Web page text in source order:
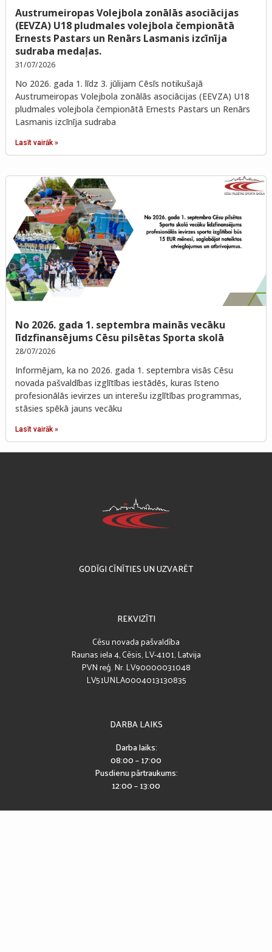
Austrumeiropas Volejbola zonālās asociācijas
(EEVZA) U18 pludmales volejbola čempionātā
Ernests Pastars un Renārs Lasmanis izcīnīja
sudraba medaļas.
31/07/2026
No 2026. gada 1. līdz 3. jūlijam Cēsīs notikušajā
Austrumeiropas Volejbola zonālās asociācijas (EEVZA) U18
pludmales volejbola čempionātā Ernests Pastars un Renārs
Lasmanis izcīnīja sudraba
Lasīt vairāk »
No 2026. gada 1. septembra mainās vecāku
līdzfinansējums Cēsu pilsētas Sporta skolā
28/07/2026
Informējam, ka no 2026. gada 1. septembra visās Cēsu
novada pašvaldības izglītības iestādēs, kuras īsteno
profesionālās ievirzes un interešu izglītības programmas,
stāsies spēkā jauns vecāku
Lasīt vairāk »
GODĪGI CĪNĪTIES UN UZVARĒT
REKVIZĪTI
Cēsu novada pašvaldība
Raunas iela 4, Cēsis, LV-4101, Latvija
PVN reģ. Nr. LV90000031048
LV51UNLA0004013130835
DARBA LAIKS
Darba laiks:
08:00 – 17:00
Pusdienu pārtraukums:
12:00 – 13:00